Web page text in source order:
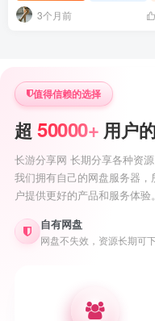
3个月前
值得信赖的选择
超50000+ 用户
长游分享网 长期分享各种资
我们拥有自己的网盘服务器
户提供更好的产品和服务体验。
自有网盘
网盘不失效，资源长期可